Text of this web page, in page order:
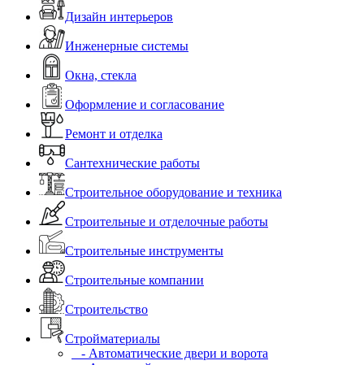
Дизайн интерьеров
Инженерные системы
Окна, стекла
Оформление и согласование
Ремонт и отделка
Сантехнические работы
Строительное оборудование и техника
Строительные и отделочные работы
Строительные инструменты
Строительные компании
Строительство
Стройматериалы
- Автоматические двери и ворота